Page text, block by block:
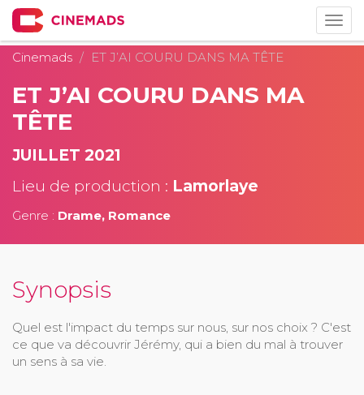
Cinemads
ET J’AI COURU DANS MA TÊTE
ET J’AI COURU DANS MA
TÊTE
JUILLET 2021
Lieu de production : Lamorlaye
Genre : Drame, Romance
Synopsis
Quel est l'impact du temps sur nous, sur nos choix ? C'est
ce que va découvrir Jérémy, qui a bien du mal à trouver
un sens à sa vie.